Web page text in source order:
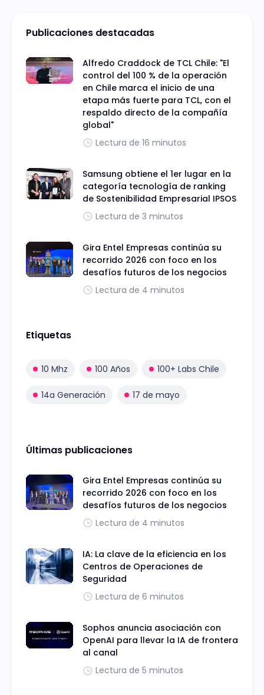
Publicaciones destacadas
Alfredo Craddock de TCL Chile: "El
control del 100 % de la operación
en Chile marca el inicio de una
etapa más fuerte para TCL, con el
respaldo directo de la compañía
global"
Lectura de 16 minutos
Samsung obtiene el 1er lugar en la
categoría tecnología de ranking
de Sostenibilidad Empresarial IPSOS
Lectura de 3 minutos
Gira Entel Empresas continúa su
recorrido 2026 con foco en los
desafíos futuros de los negocios
Lectura de 4 minutos
Etiquetas
10 Mhz 100 Años 100+ Labs Chile
14a Generación 17 de mayo
Últimas publicaciones
Gira Entel Empresas continúa su
recorrido 2026 con foco en los
desafíos futuros de los negocios
Lectura de 4 minutos
IA: La clave de la eficiencia en los
Centros de Operaciones de
Seguridad
Lectura de 6 minutos
Sophos anuncia asociación con
OpenAI para llevar la IA de frontera
al canal
Lectura de 5 minutos